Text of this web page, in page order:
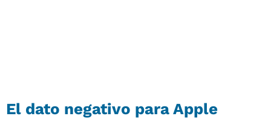
El dato negativo para Apple